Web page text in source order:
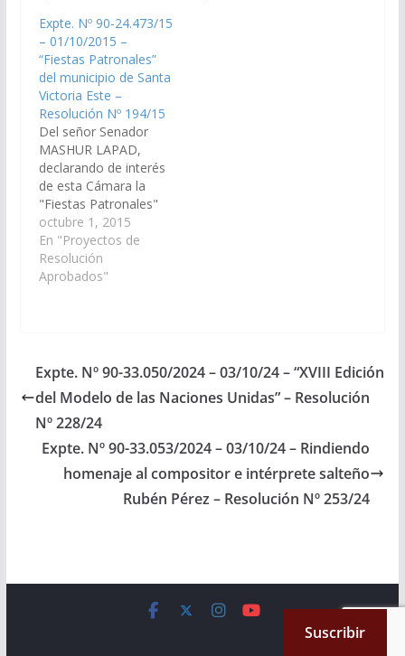
las Victorias”, a
celebrase el día 07 de
octubre de 2.023 en la
localidad de Victoria
del Municipio de Santa
Victoria Este,
Departamento de
Rivadavia…
Expte. Nº 90-24.473/15
– 01/10/2015 –
“Fiestas Patronales”
del municipio de Santa
Victoria Este –
Resolución Nº 194/15
Del señor Senador
MASHUR LAPAD,
declarando de interés
de esta Cámara la
"Fiestas Patronales"
del municipio de Santa
Victoria Este,
Departamento de
Rivadavia, a celebrarse
90-24.473/15 – A la
Comisión de…
octubre 1, 2015
En "Proyectos de
Resolución
Aprobados"
Expte. Nº 90-33.050/2024 – 03/10/24 – “XVIII Edición
del Modelo de las Naciones Unidas” – Resolución
Nº 228/24
Expte. Nº 90-33.053/2024 – 03/10/24 – Rindiendo
homenaje al compositor e intérprete salteño
Rubén Pérez – Resolución Nº 253/24
. All rights reserved.
Suscribir